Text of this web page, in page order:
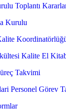
Toplantı
Kurulu
Kalite El
Takvimi
Personel Görev